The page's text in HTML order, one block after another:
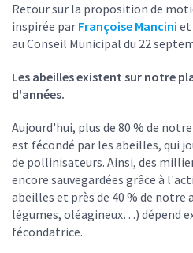
Retour sur la proposition de
inspirée par Françoise Mancini et
au Conseil Municipal du 22
Les abeilles existent sur notre
d'années.
Aujourd'hui, plus de 80 % de
est fécondé par les abeilles, qui
de pollinisateurs. Ainsi, des
encore sauvegardées grâce à
abeilles et près de 40 % de
légumes, oléagineux…) dépend
fécondatrice.